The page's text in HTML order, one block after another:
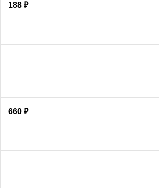
188 ₽
660 ₽